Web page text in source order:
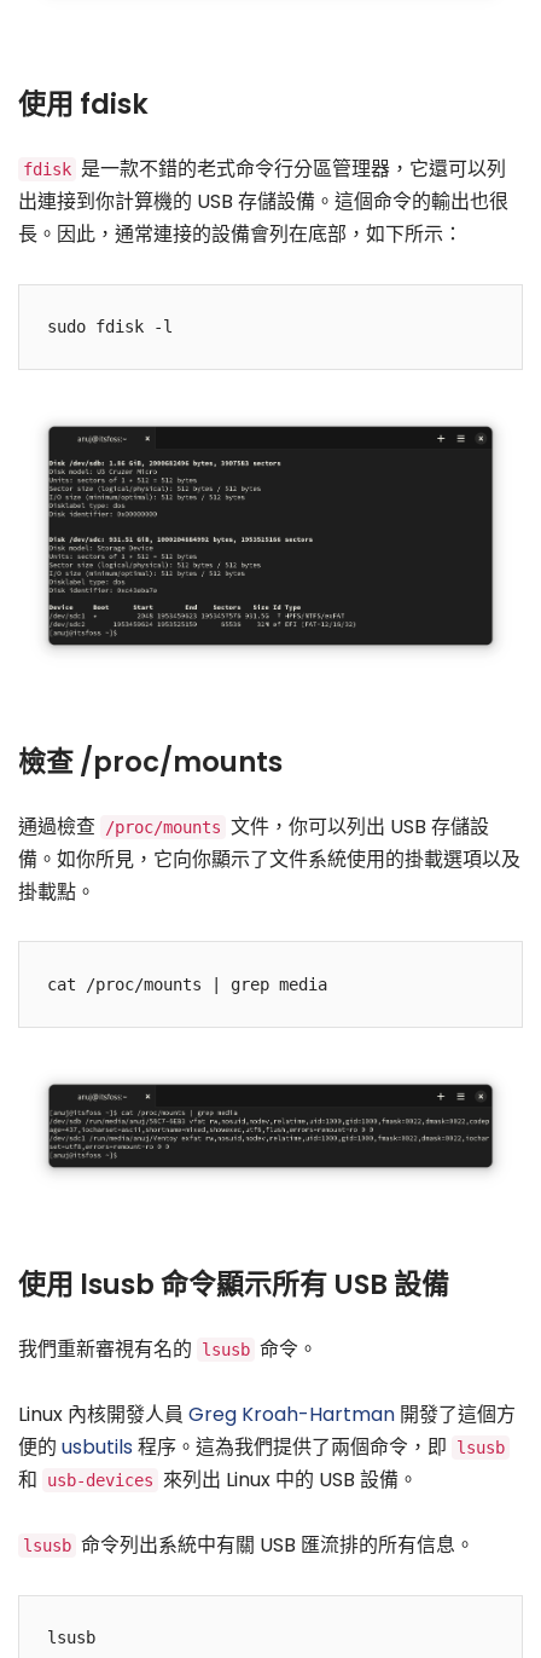
使用 fdisk
fdisk 是一款不錯的老式命令行分區管理器，它還可以列
出連接到你計算機的 USB 存儲設備。這個命令的輸出也很
長。因此，通常連接的設備會列在底部，如下所示：
檢查 /proc/mounts
通過檢查 /proc/mounts 文件，你可以列出 USB 存儲設
備。如你所見，它向你顯示了文件系統使用的掛載選項以及
掛載點。
使用 lsusb 命令顯示所有 USB 設備
我們重新審視有名的 lsusb 命令。
Linux 內核開發人員 Greg Kroah-Hartman 開發了這個方
便的 usbutils 程序。這為我們提供了兩個命令，即 lsusb
和 usb-devices 來列出 Linux 中的 USB 設備。
lsusb 命令列出系統中有關 USB 匯流排的所有信息。